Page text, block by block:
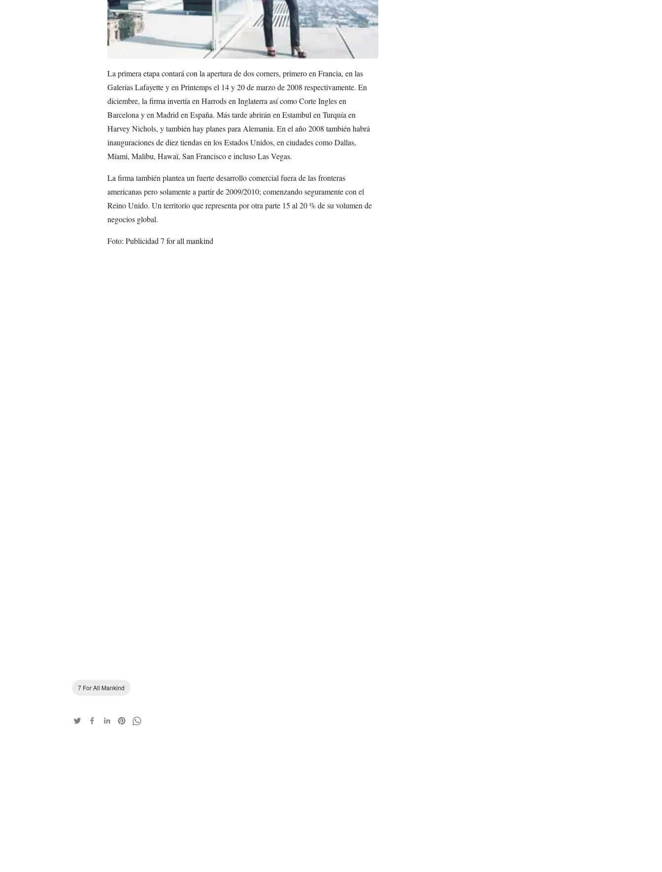
La primera etapa contará con la apertura de dos corners, primero en Francia, en las
Galerías Lafayette y en Printemps el 14 y 20 de marzo de 2008 respectivamente. En
diciembre, la firma invertía en Harrods en Inglaterra así como Corte Ingles en
Barcelona y en Madrid en España. Más tarde abrirán en Estambul en Turquía en
Harvey Nichols, y también hay planes para Alemania. En el año 2008 también habrá
inauguraciones de diez tiendas en los Estados Unidos, en ciudades como Dallas,
Míami, Malibu, Hawaï, San Francisco e incluso Las Vegas.
La firma también plantea un fuerte desarrollo comercial fuera de las fronteras
americanas pero solamente a partir de 2009/2010; comenzando seguramente con el
Reino Unido. Un territorio que representa por otra parte 15 al 20 % de su volumen de
negocios global.
Foto: Publicidad 7 for all mankind
7 For All Mankind